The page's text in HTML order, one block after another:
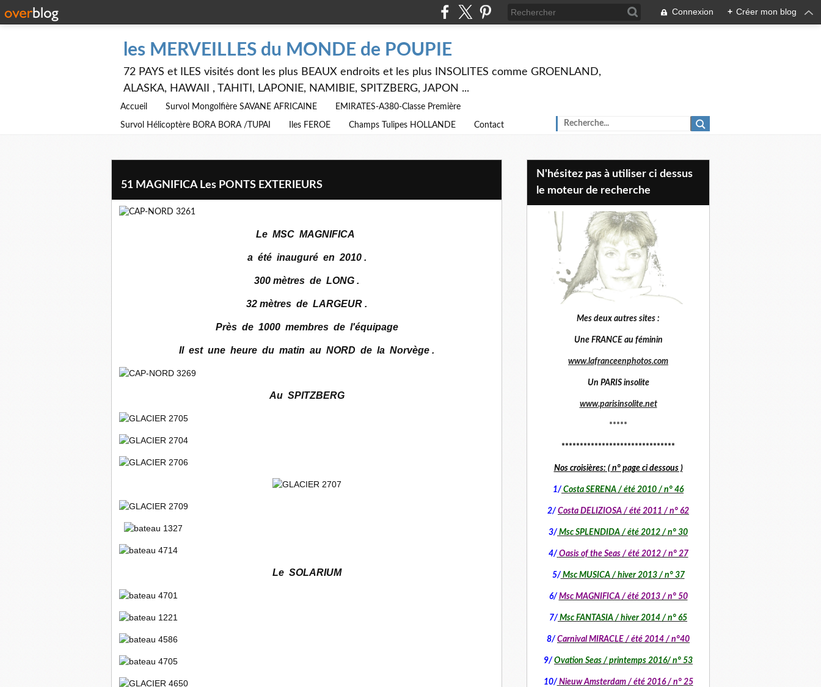
Connexion + Créer mon blog
les MERVEILLES du MONDE de POUPIE
72 PAYS et ILES visités dont les plus BEAUX endroits et les plus INSOLITES comme GROENLAND,
ALASKA, HAWAII , TAHITI, LAPONIE, NAMIBIE, SPITZBERG, JAPON ...
Accueil Survol Mongolfière SAVANE AFRICAINE EMIRATES-A380-Classe Première
Survol Hélicoptère BORA BORA /TUPAI Iles FEROE Champs Tulipes HOLLANDE Contact
51 MAGNIFICA Les PONTS EXTERIEURS
Le MSC MAGNIFICA
a été inauguré en 2010 .
300 mètres de LONG .
32 mètres de LARGEUR .
Près de 1000 membres de l'équipage
Il est une heure du matin au NORD de la Norvège .
Au SPITZBERG
Le SOLARIUM
N'hésitez pas à utiliser ci dessus
le moteur de recherche
Mes deux autres sites :
Une FRANCE au féminin
www.lafranceenphotos.com
Un PARIS insolite
www.parisinsolite.net
*****
*******************************
Nos croisières: ( n° page ci dessous )
1/ Costa SERENA / été 2010 / n° 46
2/ Costa DELIZIOSA / été 2011 / n° 62
3/ Msc SPLENDIDA / été 2012 / n° 30
4/ Oasis of the Seas / été 2012 / n° 27
5/Msc MUSICA / hiver 2013 / n° 37
6/ Msc MAGNIFICA / été 2013 / n° 50
7/ Msc FANTASIA / hiver 2014 / n° 65
8/ Carnival MIRACLE / été 2014 / n°40
9/ Ovation Seas / printemps 2016/ n° 53
10/Nieuw Amsterdam / été 2016 / n° 25